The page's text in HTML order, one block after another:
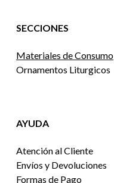
SECCIONES
Materiales de Consumo
Ornamentos Liturgicos
AYUDA
Atención al Cliente
Envíos y Devoluciones
Formas de Pago